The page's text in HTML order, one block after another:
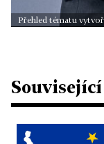
Přehled tématu